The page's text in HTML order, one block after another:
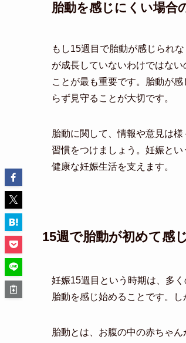
胎動を感じにくい場合
もし15週目で胎動が感じられ
が成長していないわけではな
ことが最も重要です。胎動が
らず見守ることが大切です。
胎動に関して、情報や意見は
習慣をつけましょう。妊娠と
健康な妊娠生活を支えます。
15週で胎動が初めて感
妊娠15週目という時期は、多
胎動を感じ始めることです。
胎動とは、お腹の中の赤ちゃ